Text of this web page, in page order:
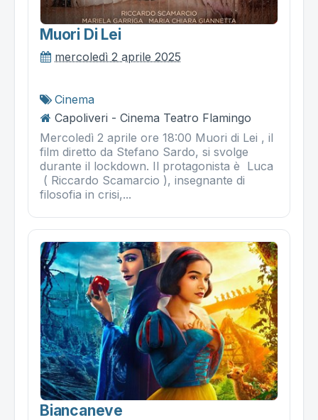
Muori Di Lei
mercoledì 2 aprile 2025
Cinema
Capoliveri - Cinema Teatro Flamingo
Mercoledì 2 aprile ore 18:00 Muori di Lei , il
film diretto da Stefano Sardo, si svolge
durante il lockdown. Il protagonista è Luca
( Riccardo Scamarcio ), insegnante di
filosofia in crisi,...
Biancaneve